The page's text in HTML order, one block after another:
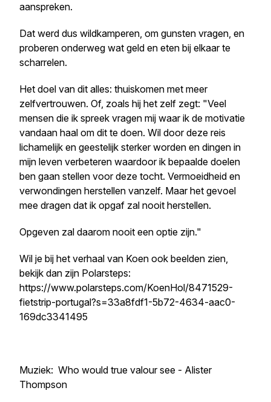
aanspreken.
Dat werd dus wildkamperen, om gunsten vragen, en
proberen onderweg wat geld en eten bij elkaar te
scharrelen.
Het doel van dit alles: thuiskomen met meer
zelfvertrouwen. Of, zoals hij het zelf zegt: "Veel
mensen die ik spreek vragen mij waar ik de motivatie
vandaan haal om dit te doen. Wil door deze reis
lichamelijk en geestelijk sterker worden en dingen in
mijn leven verbeteren waardoor ik bepaalde doelen
ben gaan stellen voor deze tocht. Vermoeidheid en
verwondingen herstellen vanzelf. Maar het gevoel
mee dragen dat ik opgaf zal nooit herstellen.
Opgeven zal daarom nooit een optie zijn."
Wil je bij het verhaal van Koen ook beelden zien,
bekijk dan zijn Polarsteps:
https://www.polarsteps.com/KoenHol/8471529-
fietstrip-portugal?s=33a8fdf1-5b72-4634-aac0-
169dc3341495
Muziek: Who would true valour see - Alister
Thompson